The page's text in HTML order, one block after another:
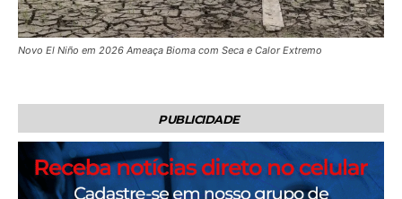
Novo El Niño em 2026 Ameaça Bioma com Seca e Calor Extremo
PUBLICIDADE